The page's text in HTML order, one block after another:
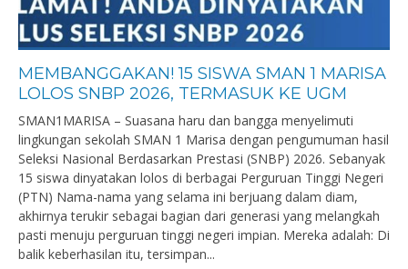
MEMBANGGAKAN! 15 SISWA SMAN 1 MARISA
LOLOS SNBP 2026, TERMASUK KE UGM
SMAN1MARISA – Suasana haru dan bangga menyelimuti
lingkungan sekolah SMAN 1 Marisa dengan pengumuman hasil
Seleksi Nasional Berdasarkan Prestasi (SNBP) 2026. Sebanyak
15 siswa dinyatakan lolos di berbagai Perguruan Tinggi Negeri
(PTN) Nama-nama yang selama ini berjuang dalam diam,
akhirnya terukir sebagai bagian dari generasi yang melangkah
pasti menuju perguruan tinggi negeri impian. Mereka adalah: Di
balik keberhasilan itu, tersimpan...